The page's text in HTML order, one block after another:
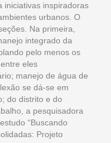
iniciativas inspiradoras
urbanos. O
Na primeira,
integrado da
pelo menos os
eles
manejo de água de
se dá-se em
do distrito e do
a pesquisadora
“Buscando
Projeto